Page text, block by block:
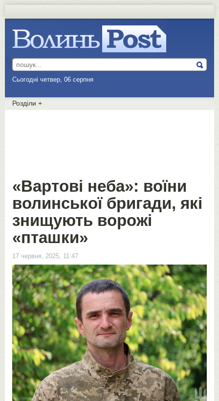
Сьогодні четвер, 06 серпня
Розділи +
«Вартові неба»: воїни
волинської бригади, які
знищують ворожі
«пташки»
17 червня, 2025, 11:47